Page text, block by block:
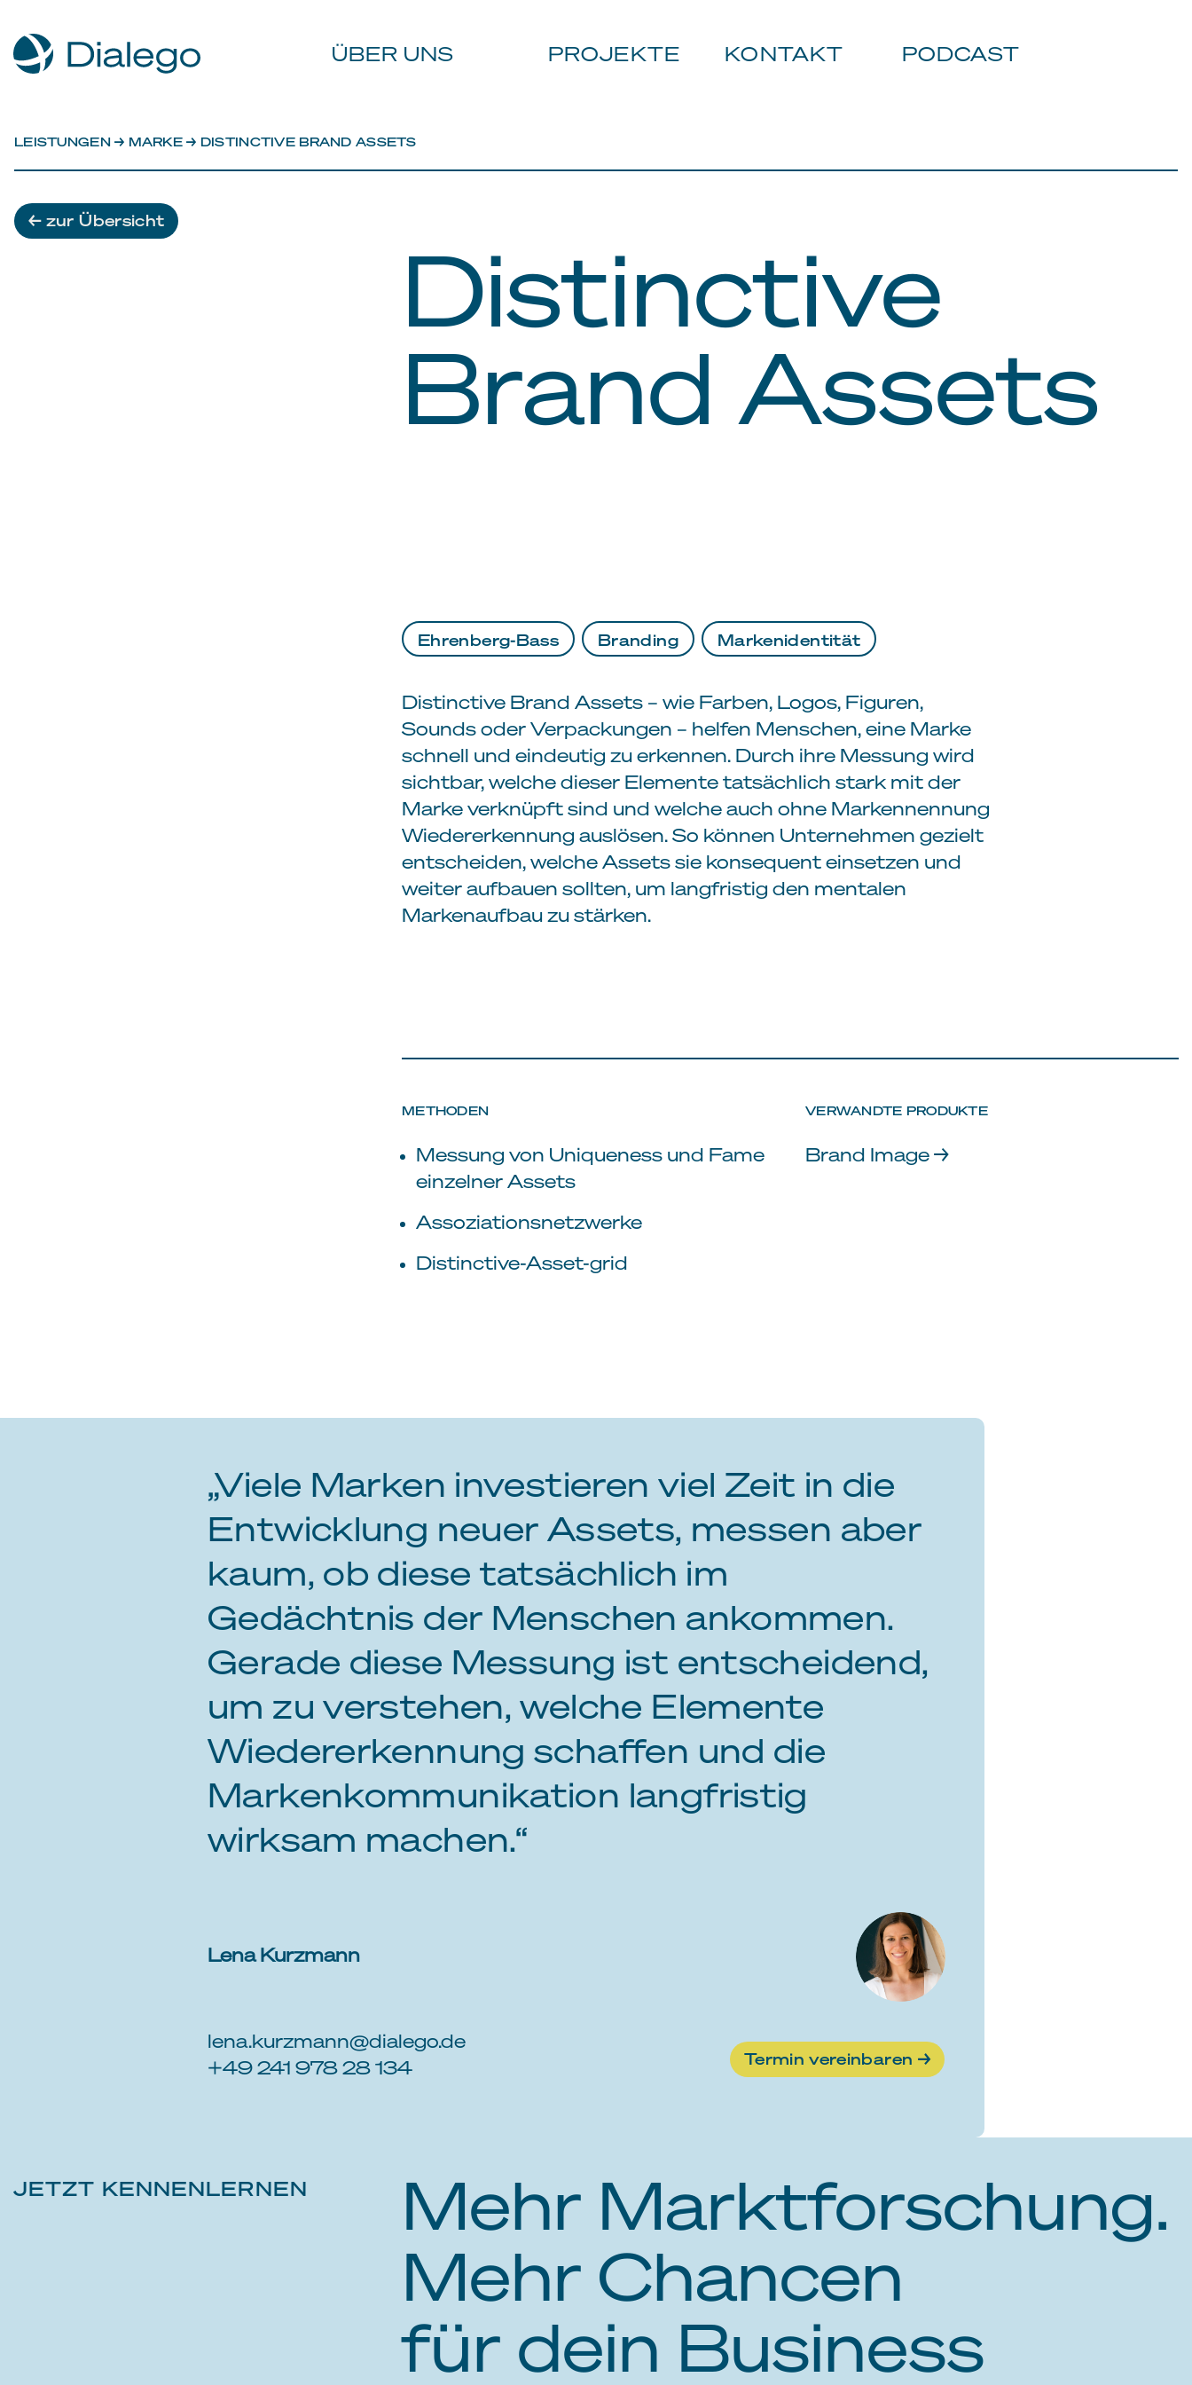
ÜBER UNS PROJEKTE KONTAKT PODCAST
LEISTUNGEN→ MARKE → DISTINCTIVE BRAND ASSETS
← zur Übersicht
Distinctive
Brand Assets
Ehrenberg-Bass Branding Markenidentität
Distinctive Brand Assets – wie Farben, Logos, Figuren,
Sounds oder Verpackungen – helfen Menschen, eine Marke
schnell und eindeutig zu erkennen. Durch ihre Messung wird
sichtbar, welche dieser Elemente tatsächlich stark mit der
Marke verknüpft sind und welche auch ohne Markennennung
Wiedererkennung auslösen. So können Unternehmen gezielt
entscheiden, welche Assets sie konsequent einsetzen und
weiter aufbauen sollten, um langfristig den mentalen
Markenaufbau zu stärken.
METHODEN
Messung von Uniqueness und Fame
einzelner Assets
Assoziationsnetzwerke
Distinctive-Asset-grid
VERWANDTE PRODUKTE
Brand Image →
„Viele Marken investieren viel Zeit in die
Entwicklung neuer Assets, messen aber
kaum, ob diese tatsächlich im
Gedächtnis der Menschen ankommen.
Gerade diese Messung ist entscheidend,
um zu verstehen, welche Elemente
Wiedererkennung schaffen und die
Markenkommunikation langfristig
wirksam machen.“
Lena Kurzmann
lena.kurzmann@dialego.de
+49 241 978 28 134
Termin vereinbaren →
JETZT KENNENLERNEN
Mehr Marktforschung.
Mehr Chancen
für dein Business